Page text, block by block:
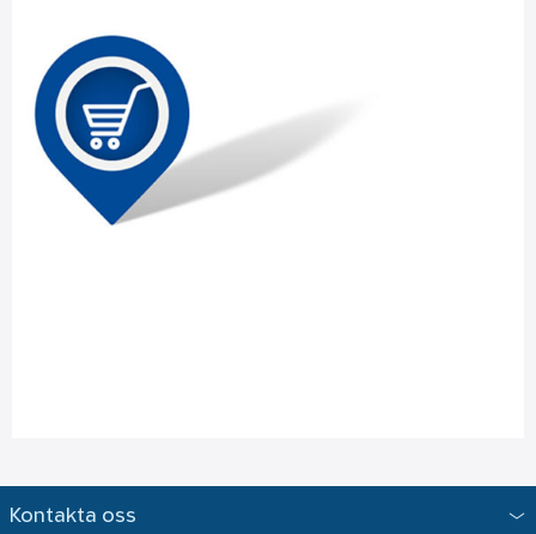
Kontakta oss